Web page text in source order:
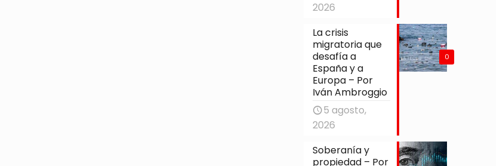
2026
0
La crisis
migratoria que
desafía a
España y a
Europa – Por
Iván Ambroggio
5 agosto,
2026
Soberanía y
propiedad – Por